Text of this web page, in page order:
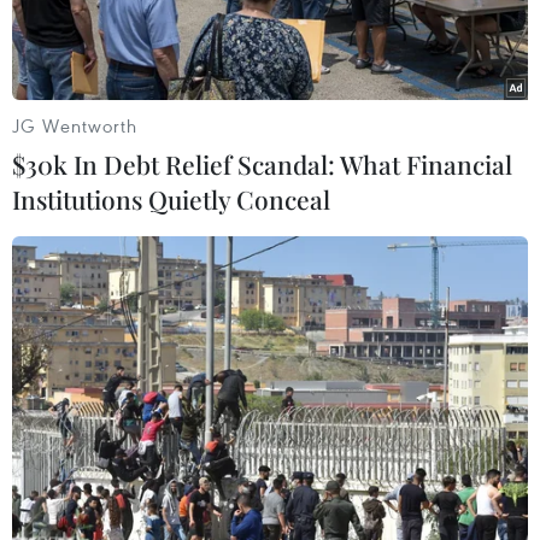
Chủ tịch Quốc hội Vương Đình Huệ và Tổng thống Argentina
Alberto Fernandez. (Ảnh: Doãn Tấn/TTXVN)
Theo phóng viên TTXVN tại Buenos Aires,
chuyến thăm chính thức Argentina của Chủ tịch
Quốc hội Vương Đình Huệ trong những ngày
JG Wentworth
$30k In Debt Relief Scandal: What Financial
Institutions Quietly Conceal